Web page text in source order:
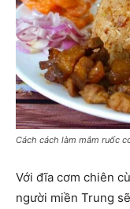
Cách cách làm mắm ruốc
Với đĩa cơm chiên
người miền Trung